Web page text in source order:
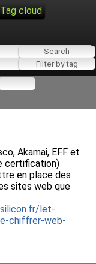
Tag cloud
Akamai, EFF et
certification)
en place des
sites web que
let-
chiffrer-web-